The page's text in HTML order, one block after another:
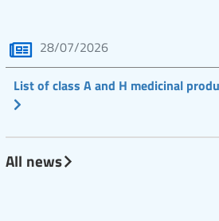
28/07/2026
List of class A and H medicinal
All news